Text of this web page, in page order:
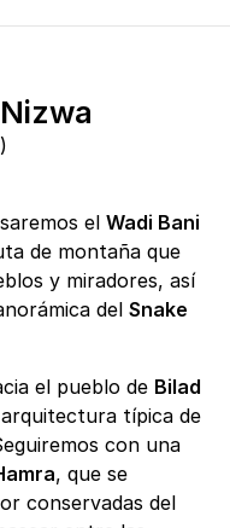
el Wadi Bani
de montaña que
y miradores, así
del Snake
el pueblo de Bilad
típica de
con una
, que se
conservadas del